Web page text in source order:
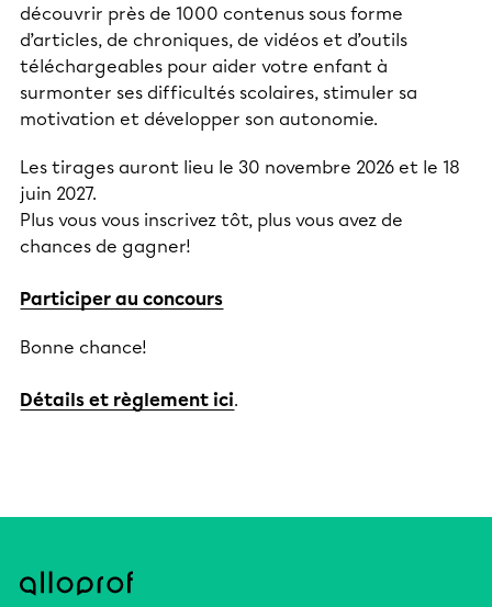
découvrir près de 1000 contenus sous forme
d’articles, de chroniques, de vidéos et d’outils
téléchargeables pour aider votre enfant à
surmonter ses difficultés scolaires, stimuler sa
motivation et développer son autonomie.
Les tirages auront lieu le 30 novembre 2026 et le 18
juin 2027.
Plus vous vous inscrivez tôt, plus vous avez de
chances de gagner!
Participer au concours
Bonne chance!
Détails et règlement ici.